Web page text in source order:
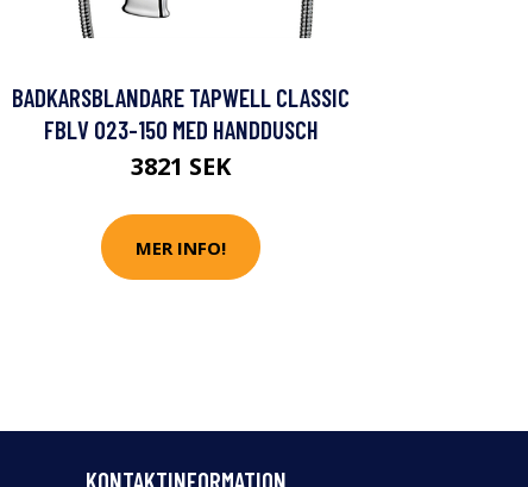
BADKARSBLANDARE TAPWELL CLASSIC
FBLV 023-150 MED HANDDUSCH
3821 SEK
MER INFO!
KONTAKTINFORMATION